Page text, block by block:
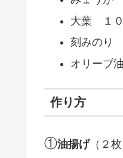
大葉 １
刻みのり
オリーブ
作り方
①油揚げ（２